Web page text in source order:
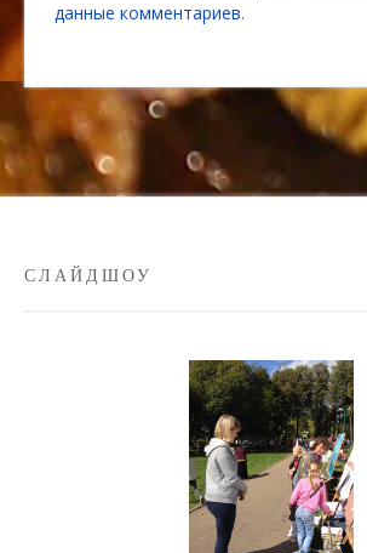
данные комментариев.
СЛАЙДШОУ